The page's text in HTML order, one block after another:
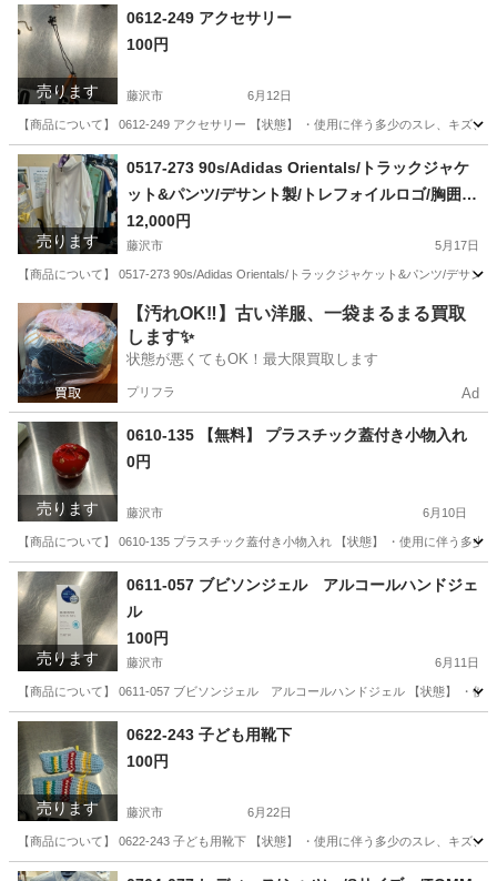
神奈川 藤沢市 電話、ＦＡＸ モバイルバッテリー
売ります
0612-249 アクセサリー
100円
藤沢市 6月12日
【商品について】 0612-249 アクセサリー 【状態】 ・使用に伴う多少のスレ、キズ
神奈川 藤沢市
売ります
0517-273 90s/Adidas Orientals/トラックジャケ
ット&パンツ/デサント製/トレフォイルロゴ/胸囲10
2 身長180
12,000円
藤沢市 5月17日
【商品について】 0517-273 90s/Adidas Orientals/トラックジャケット&パンツ/デサ
神奈川 藤沢市 服/ファッション リユース
【汚れOK‼️】古い洋服、一袋まるまる買取
します✨
状態が悪くてもOK！最大限買取します
プリフラ Ad
売ります
0610-135 【無料】 プラスチック蓋付き小物入れ
0円
藤沢市 6月10日
【商品について】 0610-135 プラスチック蓋付き小物入れ 【状態】 ・使用に伴う多
神奈川 藤沢市 インテリア雑貨/小物
売ります
0611-057 ブビソンジェル アルコールハンドジェ
ル
100円
藤沢市 6月11日
【商品について】 0611-057 ブビソンジェル アルコールハンドジェル 【状態】 ・使
神奈川 藤沢市 リユース
売ります
0622-243 子ども用靴下
100円
藤沢市 6月22日
【商品について】 0622-243 子ども用靴下 【状態】 ・使用に伴う多少のスレ、キズ
神奈川 藤沢市 リユース